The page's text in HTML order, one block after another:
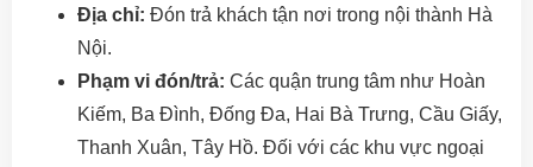
Địa chỉ: Đón trả khách tận nơi trong nội thành Hà
Nội.
Phạm vi đón/trả: Các quận trung tâm như Hoàn
Kiếm, Ba Đình, Đống Đa, Hai Bà Trưng, Cầu Giấy,
Thanh Xuân, Tây Hồ. Đối với các khu vực ngoại